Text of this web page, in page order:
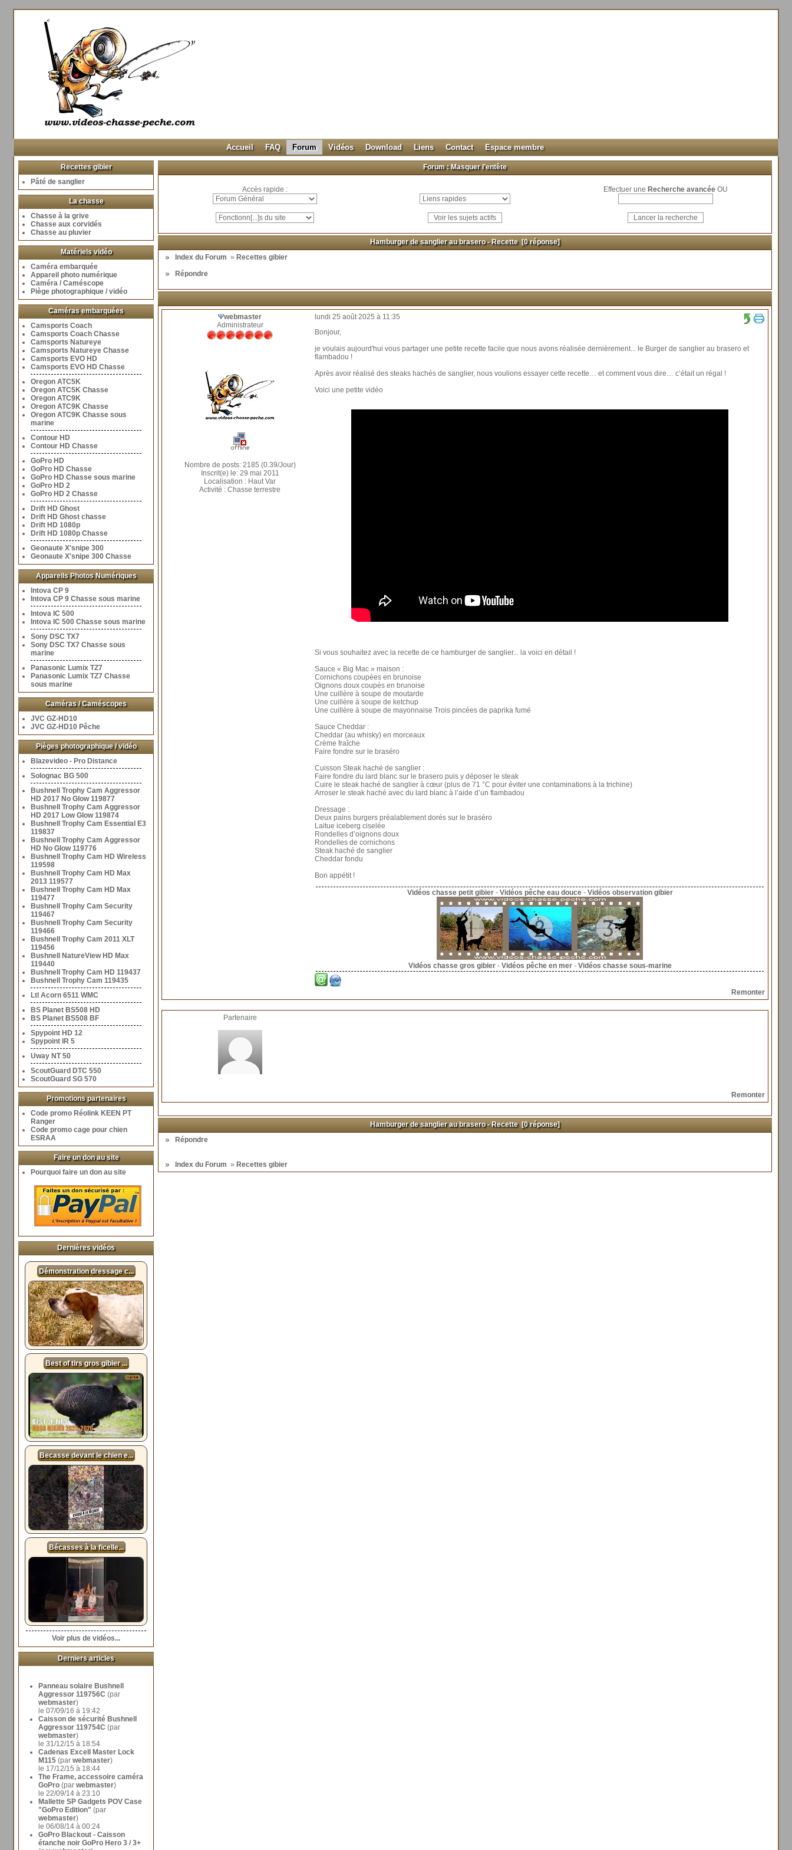
Accueil FAQ Forum Vidéos Download Liens Contact Espace membre
Recettes gibier
Pâté de sanglier
La chasse
Chasse à la grive
Chasse aux corvidés
Chasse au pluvier
Matériels vidéo
Caméra embarquée
Appareil photo numérique
Caméra / Caméscope
Piège photographique / vidéo
Caméras embarquées
Camsports Coach
Camsports Coach Chasse
Camsports Natureye
Camsports Natureye Chasse
Camsports EVO HD
Camsports EVO HD Chasse
Oregon ATC5K
Oregon ATC5K Chasse
Oregon ATC9K
Oregon ATC9K Chasse
Oregon ATC9K Chasse sous
marine
Contour HD
Contour HD Chasse
GoPro HD
GoPro HD Chasse
GoPro HD Chasse sous marine
GoPro HD 2
GoPro HD 2 Chasse
Drift HD Ghost
Drift HD Ghost chasse
Drift HD 1080p
Drift HD 1080p Chasse
Geonaute X'snipe 300
Geonaute X'snipe 300 Chasse
Appareils Photos Numériques
Intova CP 9
Intova CP 9 Chasse sous marine
Intova IC 500
Intova IC 500 Chasse sous marine
Sony DSC TX7
Sony DSC TX7 Chasse sous
marine
Panasonic Lumix TZ7
Panasonic Lumix TZ7 Chasse
sous marine
Caméras / Caméscopes
JVC GZ-HD10
JVC GZ-HD10 Pêche
Pièges photographique / vidéo
Blazevideo - Pro Distance
Solognac BG 500
Bushnell Trophy Cam Aggressor
HD 2017 No Glow 119877
Bushnell Trophy Cam Aggressor
HD 2017 Low Glow 119874
Bushnell Trophy Cam Essential E3
119837
Bushnell Trophy Cam Aggressor
HD No Glow 119776
Bushnell Trophy Cam HD Wireless
119598
Bushnell Trophy Cam HD Max
2013 119577
Bushnell Trophy Cam HD Max
119477
Bushnell Trophy Cam Security
119467
Bushnell Trophy Cam Security
119466
Bushnell Trophy Cam 2011 XLT
119456
Bushnell NatureView HD Max
119440
Bushnell Trophy Cam HD 119437
Bushnell Trophy Cam 119435
Ltl Acorn 6511 WMC
BS Planet BS508 HD
BS Planet BS508 BF
Spypoint HD 12
Spypoint IR 5
Uway NT 50
ScoutGuard DTC 550
ScoutGuard SG 570
Promotions partenaires
Code promo Réolink KEEN PT
Ranger
Code promo cage pour chien
ESRAA
Faire un don au site
Pourquoi faire un don au site
Dernières vidéos
Démonstration dressage c...
Best of tirs gros gibier ...
Becasse devant le chien e...
Bécasses à la ficelle...
Voir plus de vidéos...
Derniers articles
Panneau solaire Bushnell
Aggressor 119756C (par
webmaster)
le 07/09/16 à 19:42
Caisson de sécurité Bushnell
Aggressor 119754C (par
webmaster)
le 31/12/15 à 18:54
Cadenas Excell Master Lock
M115 (par webmaster)
le 17/12/15 à 18:44
The Frame, accessoire caméra
GoPro (par webmaster)
le 22/09/14 à 23:10
Mallette SP Gadgets POV Case
"GoPro Edition" (par
webmaster)
le 06/08/14 à 00:24
GoPro Blackout - Caisson
étanche noir GoPro Hero 3 / 3+
Forum : Masquer l’entête
Accès rapide : Effectuer une Recherche avancéeOU
Hamburger de sanglier au brasero - Recette[0 réponse]
Index du Forum » Recettes gibier
Répondre
Ψwebmaster
Administrateur
Nombre de posts: 2185 (0.39/Jour)
Inscrit(e) le: 29 mai 2011
Localisation : Haut Var
Activité : Chasse terrestre
lundi 25 août 2025 à 11:35
Bonjour,
je voulais aujourd'hui vous partager une petite recette facile que nous avons réalisée dernièrement... le Burger de sanglier au brasero et
flambadou !
Après avoir réalisé des steaks hachés de sanglier, nous voulions essayer cette recette… et comment vous dire… c’était un régal !
Voici une petite vidéo
Si vous souhaitez avec la recette de ce hamburger de sanglier... la voici en détail !
Sauce « Big Mac » maison :
Cornichons coupées en brunoise
Oignons doux coupés en brunoise
Une cuillère à soupe de moutarde
Une cuillère à soupe de ketchup
Une cuillère à soupe de mayonnaise Trois pincées de paprika fumé
Sauce Cheddar :
Cheddar (au whisky) en morceaux
Crème fraîche
Faire fondre sur le braséro
Cuisson Steak haché de sanglier :
Faire fondre du lard blanc sur le brasero puis y déposer le steak
Cuire le steak haché de sanglier à cœur (plus de 71 °C pour éviter une contaminations à la trichine)
Arroser le steak haché avec du lard blanc à l’aide d’un flambadou
Dressage :
Deux pains burgers préalablement dorés sur le braséro
Laitue iceberg ciselée
Rondelles d’oignons doux
Rondelles de cornichons
Steak haché de sanglier
Cheddar fondu
Bon appétit !
Vidéos chasse petit gibier- Vidéos pêche eau douce- Vidéos observation gibier
Vidéos chasse gros gibier- Vidéos pêche en mer- Vidéos chasse sous-marine
Remonter
Partenaire
Remonter
Hamburger de sanglier au brasero - Recette[0 réponse]
Répondre
Index du Forum » Recettes gibier